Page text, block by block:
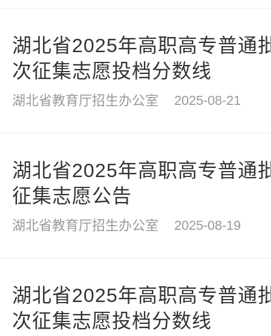
湖北省2025年高职高专普通
次征集志愿投档分数线
湖北省教育厅招生办公室 2025-08-21
湖北省2025年高职高专普通
征集志愿公告
湖北省教育厅招生办公室 2025-08-19
湖北省2025年高职高专普通
次征集志愿投档分数线